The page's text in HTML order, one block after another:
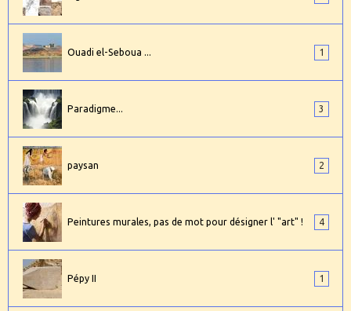
Ouadi el-Seboua ... 1
Paradigme... 3
paysan 2
Peintures murales, pas de mot pour désigner l' "art" ! 4
Pépy II 1